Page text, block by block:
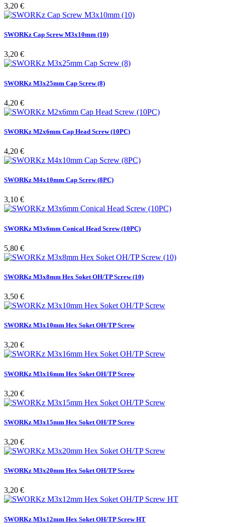
Pris
3,20 €
SWORKz Cap Screw M3x10mm (10)
Pris
3,20 €
SWORKz M3x25mm Cap Screw (8)
Pris
4,20 €
SWORKz M2x6mm Cap Head Screw (10PC)
Pris
4,20 €
SWORKz M4x10mm Cap Screw (8PC)
Pris
3,10 €
SWORKz M3x6mm Conical Head Screw (10PC)
Pris
5,80 €
SWORKz M3x8mm Hex Soket OH/TP Screw (10)
Pris
3,50 €
SWORKz M3x10mm Hex Soket OH/TP Screw
Pris
3,20 €
SWORKz M3x16mm Hex Soket OH/TP Screw
Pris
3,20 €
SWORKz M3x15mm Hex Soket OH/TP Screw
Pris
3,20 €
SWORKz M3x20mm Hex Soket OH/TP Screw
Pris
3,20 €
SWORKz M3x12mm Hex Soket OH/TP Screw HT